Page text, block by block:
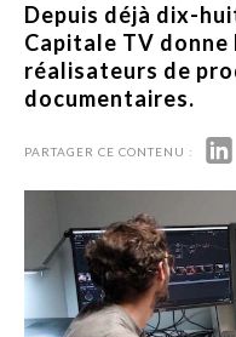
Depuis déjà dix-
Capitale TV donne
réalisateurs de
documentaires.
PARTAGER CE CONTENU :